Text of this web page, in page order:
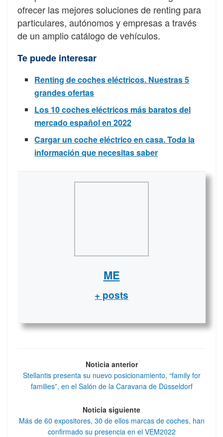
ofrecer las mejores soluciones de renting para
particulares, autónomos y empresas a través
de un amplio catálogo de vehículos.
Te puede interesar
Renting de coches eléctricos. Nuestras 5
grandes ofertas
Los 10 coches eléctricos más baratos del
mercado español en 2022
Cargar un coche eléctrico en casa. Toda la
información que necesitas saber
ME
+ posts
Noticia anterior
Stellantis presenta su nuevo posicionamiento, “family for
families”, en el Salón de la Caravana de Düsseldorf
Noticia siguiente
Más de 60 expositores, 30 de ellos marcas de coches, han
confirmado su presencia en el VEM2022